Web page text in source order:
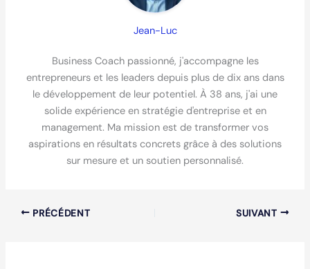
Jean-Luc
Business Coach passionné, j'accompagne les
entrepreneurs et les leaders depuis plus de dix ans dans
le développement de leur potentiel. À 38 ans, j'ai une
solide expérience en stratégie d'entreprise et en
management. Ma mission est de transformer vos
aspirations en résultats concrets grâce à des solutions
sur mesure et un soutien personnalisé.
PRÉCÉDENT SUIVANT